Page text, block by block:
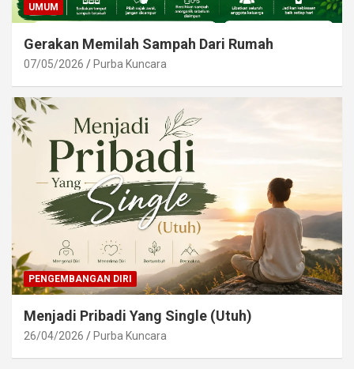
UMUM
Gerakan Memilah Sampah Dari Rumah
07/05/2026 Purba Kuncara
PENGEMBANGAN DIRI
Menjadi Pribadi Yang Single (Utuh)
26/04/2026 Purba Kuncara